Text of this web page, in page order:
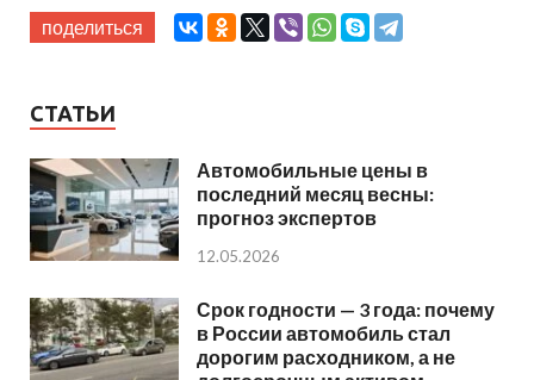
поделиться
СТАТЬИ
Автомобильные цены в
последний месяц весны:
прогноз экспертов
12.05.2026
Срок годности — 3 года: почему
в России автомобиль стал
дорогим расходником, а не